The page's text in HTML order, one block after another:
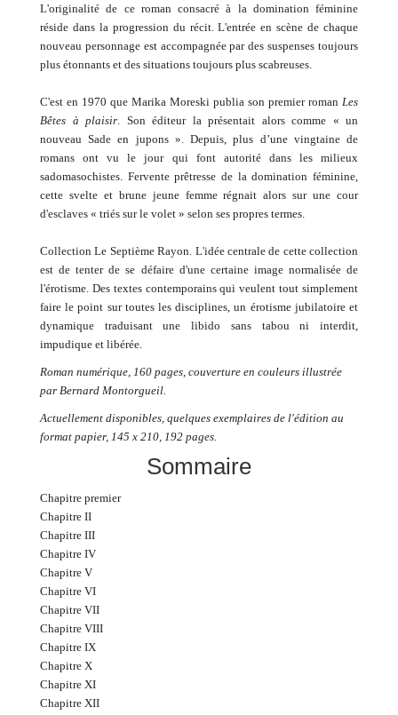
L'originalité de ce roman consacré à la domination féminine
réside dans la progression du récit. L'entrée en scène de chaque
nouveau personnage est accompagnée par des suspenses toujours
plus étonnants et des situations toujours plus scabreuses.
C'est en 1970 que Marika Moreski publia son premier roman Les
Bêtes à plaisir. Son éditeur la présentait alors comme « un
nouveau Sade en jupons ». Depuis, plus d’une vingtaine de
romans ont vu le jour qui font autorité dans les milieux
sadomasochistes. Fervente prêtresse de la domination féminine,
cette svelte et brune jeune femme régnait alors sur une cour
d'esclaves « triés sur le volet » selon ses propres termes.
Collection Le Septième Rayon. L'idée centrale de cette collection
est de tenter de se défaire d'une certaine image normalisée de
l'érotisme. Des textes contemporains qui veulent tout simplement
faire le point sur toutes les disciplines, un érotisme jubilatoire et
dynamique traduisant une libido sans tabou ni interdit,
impudique et libérée.
Roman numérique, 160 pages, couverture en couleurs illustrée
par Bernard Montorgueil.
Actuellement disponibles, quelques exemplaires de l'édition au
format papier, 145 x 210, 192 pages.
Sommaire
Chapitre premier
Chapitre II
Chapitre III
Chapitre IV
Chapitre V
Chapitre VI
Chapitre VII
Chapitre VIII
Chapitre IX
Chapitre X
Chapitre XI
Chapitre XII